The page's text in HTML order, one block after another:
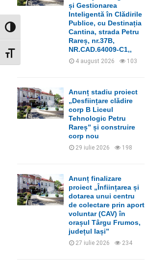
GLISOR NIVEL CONTRAST
GLISOR MĂRIME FONT
H
și Gestionarea
Inteligentă în Clădirile
Publice, cu Destinația
Cantina, strada Petru
Rareș, nr.37B,
NR.CAD.64009-C1,,
4 august 2026 103
Anunț stadiu proiect
„Desființare clădire
corp B Liceul
Tehnologic Petru
Rareș” și construire
corp nou
29 iulie 2026 198
Anunț finalizare
proiect „Înființarea și
dotarea unui centru
de colectare prin aport
voluntar (CAV) în
orașul Târgu Frumos,
județul Iași”
27 iulie 2026 234